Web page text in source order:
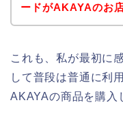
ードがAKAYAのお
これも、私が最初に
して普段は普通に利
AKAYAの商品を購入